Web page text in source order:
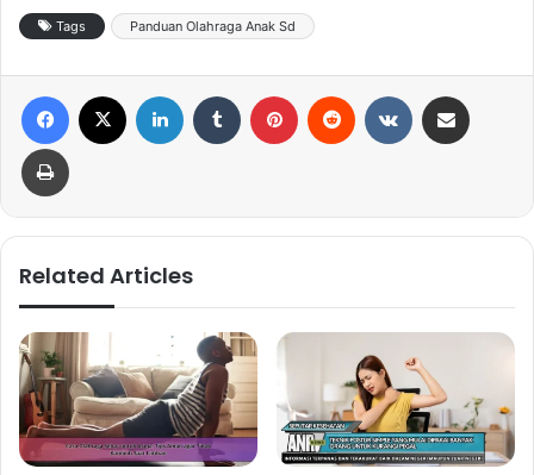
Tags Panduan Olahraga Anak Sd
Related Articles